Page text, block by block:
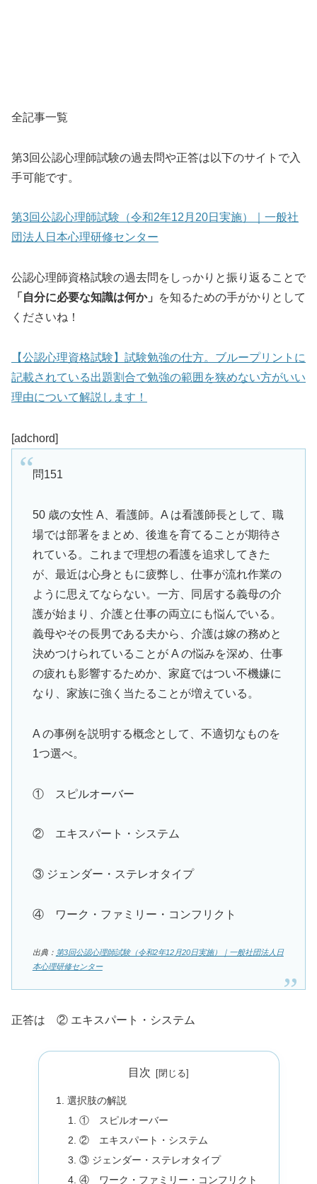
全記事一覧
第3回公認心理師試験の過去問や正答は以下のサイトで入
手可能です。
第3回公認心理師試験（令和2年12月20日実施）｜一般社
団法人日本心理研修センター
公認心理師資格試験の過去問をしっかりと振り返ることで
「自分に必要な知識は何か」
を知るための手がかりとして
くださいね！
【公認心理資格試験】試験勉強の仕方。ブループリントに
記載されている出題割合で勉強の範囲を狭めない方がいい
理由について解説します！
[adchord]
問151
50 歳の女性 A、看護師。A は看護師長として、職
場では部署をまとめ、後進を育てることが期待さ
れている。これまで理想の看護を追求してきた
が、最近は心身ともに疲弊し、仕事が流れ作業の
ように思えてならない。一方、同居する義母の介
護が始まり、介護と仕事の両立にも悩んでいる。
義母やその長男である夫から、介護は嫁の務めと
決めつけられていることが A の悩みを深め、仕事
の疲れも影響するためか、家庭ではつい不機嫌に
なり、家族に強く当たることが増えている。
A の事例を説明する概念として、不適切なものを
1つ選べ。
① スピルオーバー
② エキスパート・システム
③ ジェンダー・ステレオタイプ
④ ワーク・ファミリー・コンフリクト
出典： 第3回公認心理師試験（令和2年12月20日実施）｜一般社団法人日
本心理研修センター
正答は ② エキスパート・システム
目次
選択肢の解説
① スピルオーバー
② エキスパート・システム
③ ジェンダー・ステレオタイプ
④ ワーク・ファミリー・コンフリクト